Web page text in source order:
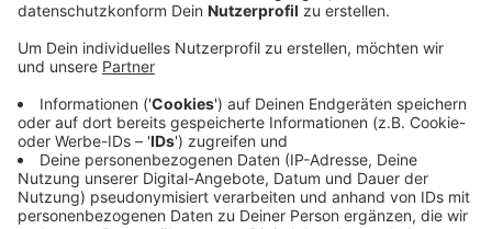
Polizei stellte den Radlader sicher
Anzeige
Geld weg und Radlader weg. Für einen Vredener ging
ein anscheinend gutes Geschäft jetzt richtig schlecht